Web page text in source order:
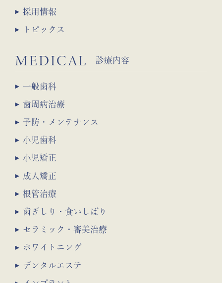
採用情報
トピックス
MEDICAL 診療内容
一般歯科
セラミック・審美治療
歯周病治療
ホワイトニング
予防・メンテナンス
デンタルエステ
小児歯科
小児矯正
成人矯正
根管治療
歯ぎしり・食いしばり